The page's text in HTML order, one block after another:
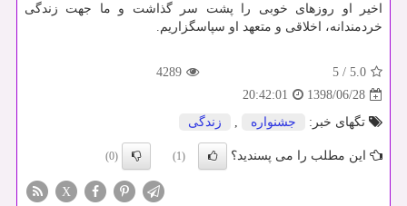
اخیر او روزهای خوبی را پشت سر گذاشت و ما جهت زندگی
خردمندانه، اخلاقی و متعهد او سپاسگزاریم.
5.0
/
5
4289
1398/06/28
20:42:01
تگهای خبر:
جشنواره , زندگی
این مطلب را می پسندید؟ (1)
(0)
X